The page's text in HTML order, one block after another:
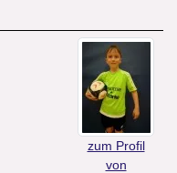
zum Profil
von